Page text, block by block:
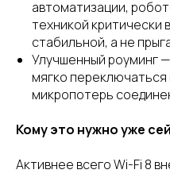
автоматизации,
техникой критически
стабильной, а не
Улучшенный роуминг
мягко
микропотерь
Кому это нужно уже
Активнее всего Wi-Fi 8